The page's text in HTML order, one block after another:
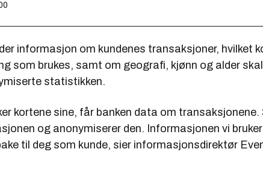
informasjon om kundenes transaksjoner, hvilket
som brukes, samt om geografi, kjønn og alder
statistikken.
kortene sine, får banken data om transaksjonene.
og anonymiserer den. Informasjonen vi
til deg som kunde, sier informasjonsdirektør